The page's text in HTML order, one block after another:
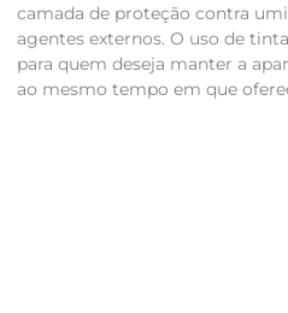
camada de proteção contra
agentes externos. O uso de
para quem deseja manter a
ao mesmo tempo em que